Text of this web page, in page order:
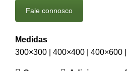
Fale connosco
Medidas
300×300 | 400×400 | 400×600